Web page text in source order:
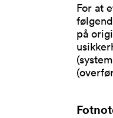
For at
på